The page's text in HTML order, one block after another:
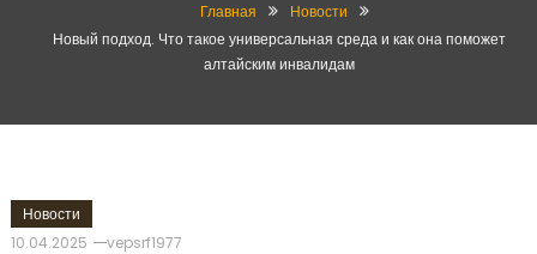
Главная
Новости
Новый подход. Что такое универсальная среда и как она поможет
алтайским инвалидам
Новости
10.04.2025
vepsrf1977